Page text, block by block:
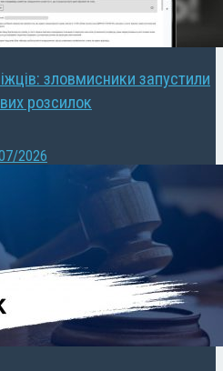
зловмисники запустили
розсилок
2026